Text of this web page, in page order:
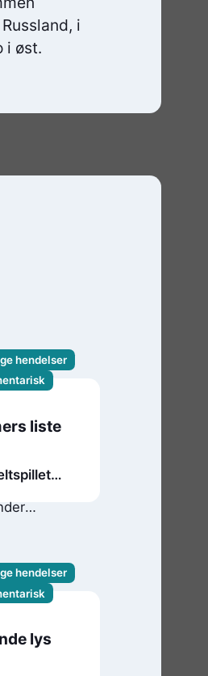
i
i øst.
hendelser
liste
hendelser
lys